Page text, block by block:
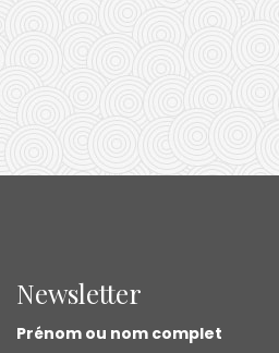
Newsletter
Prénom ou nom complet